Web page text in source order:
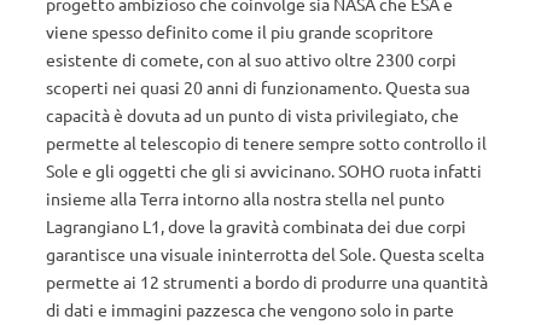
viene spesso definito come il piu grande scopritore
esistente di comete, con al suo attivo oltre 2300 corpi
scoperti nei quasi 20 anni di funzionamento. Questa sua
capacità è dovuta ad un punto di vista privilegiato, che
permette al telescopio di tenere sempre sotto controllo il
Sole e gli oggetti che gli si avvicinano. SOHO ruota infatti
insieme alla Terra intorno alla nostra stella nel punto
Lagrangiano L1, dove la gravità combinata dei due corpi
garantisce una visuale ininterrotta del Sole. Questa scelta
permette ai 12 strumenti a bordo di produrre una quantità
di dati e immagini pazzesca che vengono solo in parte